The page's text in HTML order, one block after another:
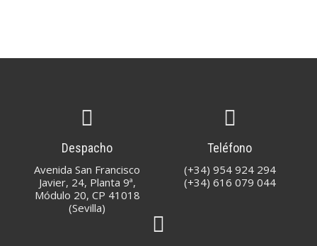
Despacho
Avenida San Francisco
Javier, 24, Planta 9ª,
Módulo 20, CP 41018
(Sevilla)
Teléfono
(+34) 954 924 294
(+34) 616 079 044